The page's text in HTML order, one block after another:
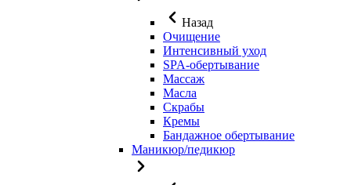
Назад
Очищение
Интенсивный уход
SPA-обертывание
Массаж
Масла
Скрабы
Кремы
Бандажное обертывание
Маникюр/педикюр